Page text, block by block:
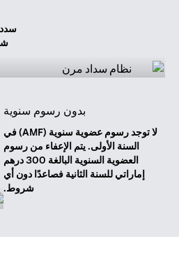
بدون رسوم سنوية
لا توجد رسوم عضوية سنوية (AMF) في
السنة الأولى. يتم الإعفاء من رسوم
العضوية السنوية البالغة 300 درهم
إماراتي للسنة الثانية فصاعدًا دون أي
شروط.